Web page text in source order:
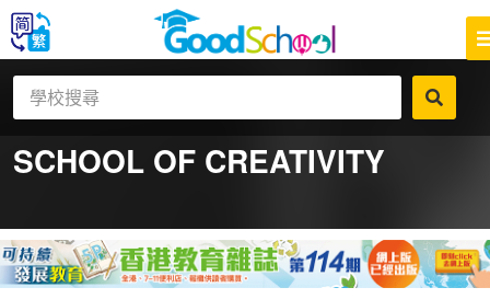
SCHOOL OF CREATIVITY